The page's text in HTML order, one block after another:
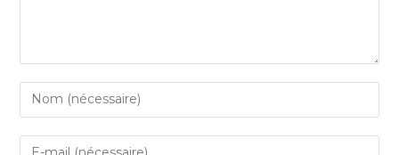
Enter
your
name
Enter